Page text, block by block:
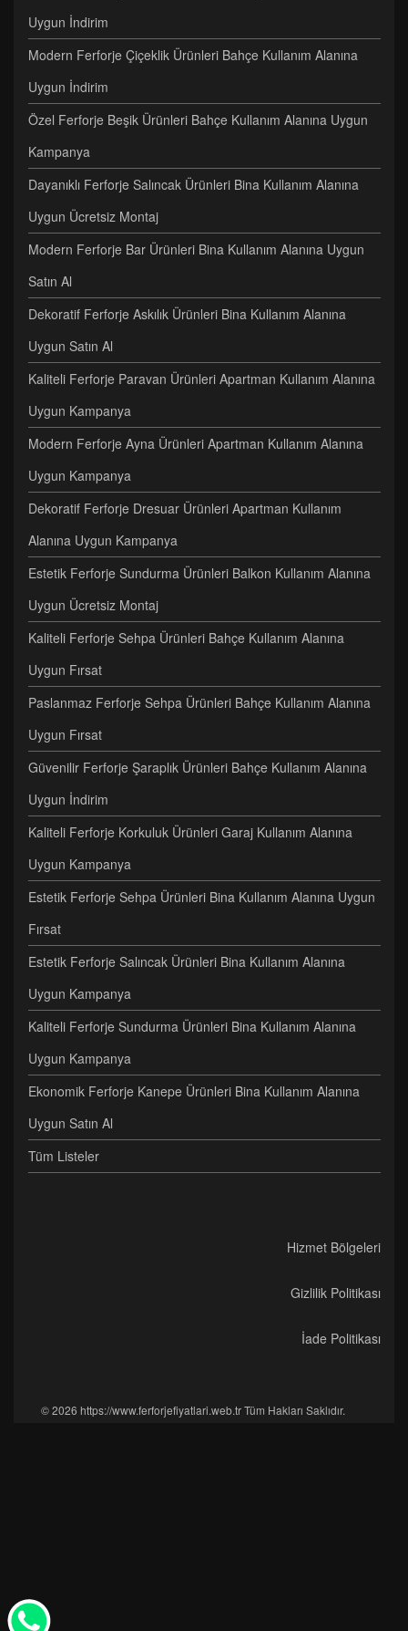
Uygun İndirim
Modern Ferforje Çiçeklik Ürünleri Bahçe Kullanım Alanına
Uygun İndirim
Özel Ferforje Beşik Ürünleri Bahçe Kullanım Alanına Uygun
Kampanya
Dayanıklı Ferforje Salıncak Ürünleri Bina Kullanım Alanına
Uygun Ücretsiz Montaj
Modern Ferforje Bar Ürünleri Bina Kullanım Alanına Uygun
Satın Al
Dekoratif Ferforje Askılık Ürünleri Bina Kullanım Alanına
Uygun Satın Al
Kaliteli Ferforje Paravan Ürünleri Apartman Kullanım Alanına
Uygun Kampanya
Modern Ferforje Ayna Ürünleri Apartman Kullanım Alanına
Uygun Kampanya
Dekoratif Ferforje Dresuar Ürünleri Apartman Kullanım
Alanına Uygun Kampanya
Estetik Ferforje Sundurma Ürünleri Balkon Kullanım Alanına
Uygun Ücretsiz Montaj
Kaliteli Ferforje Sehpa Ürünleri Bahçe Kullanım Alanına
Uygun Fırsat
Paslanmaz Ferforje Sehpa Ürünleri Bahçe Kullanım Alanına
Uygun Fırsat
Güvenilir Ferforje Şaraplık Ürünleri Bahçe Kullanım Alanına
Uygun İndirim
Kaliteli Ferforje Korkuluk Ürünleri Garaj Kullanım Alanına
Uygun Kampanya
Estetik Ferforje Sehpa Ürünleri Bina Kullanım Alanına Uygun
Fırsat
Estetik Ferforje Salıncak Ürünleri Bina Kullanım Alanına
Uygun Kampanya
Kaliteli Ferforje Sundurma Ürünleri Bina Kullanım Alanına
Uygun Kampanya
Ekonomik Ferforje Kanepe Ürünleri Bina Kullanım Alanına
Uygun Satın Al
Tüm Listeler
Hizmet Bölgeleri
Gizlilik Politikası
İade Politikası
© 2026 https://www.ferforjefiyatlari.web.tr Tüm Hakları Saklıdır.